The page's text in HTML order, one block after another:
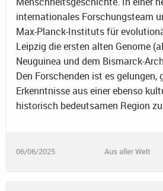
internationales Forschungsteam
Max-Planck-Instituts für
Leipzig die ersten alten Genome
Neuguinea und dem Bismarck-
Den Forschenden ist es gelungen,
Erkenntnisse aus einer ebenso
historisch bedeutsamen Region
06/06/2025 Aus aller Welt